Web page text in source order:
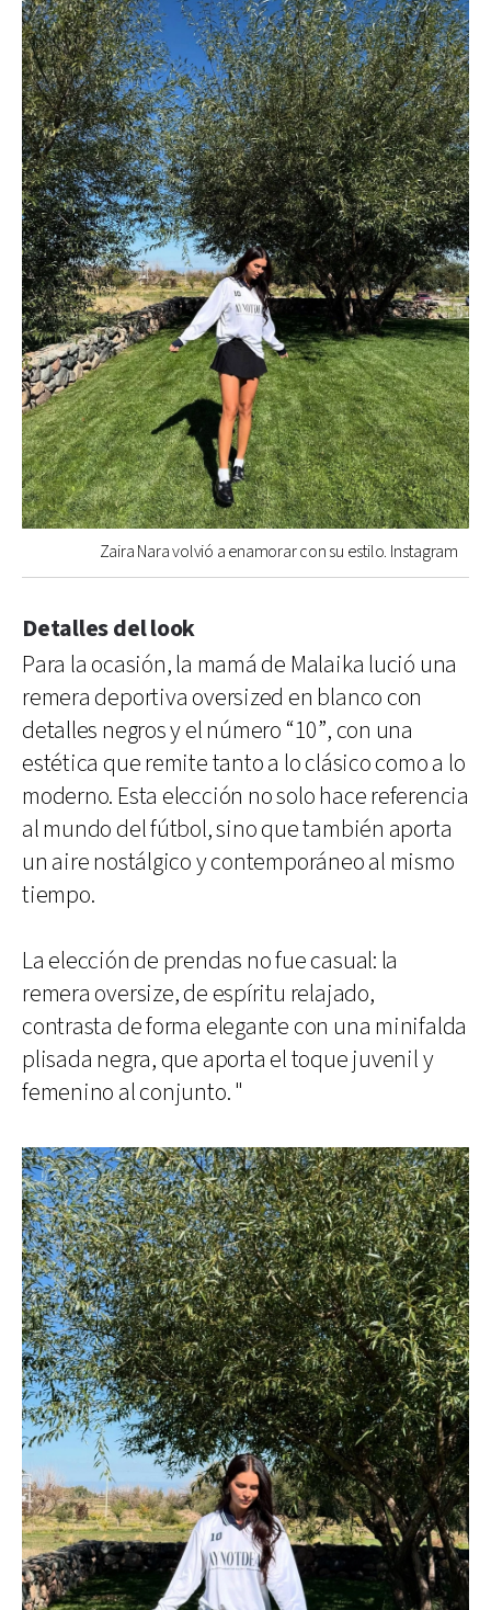
Zaira Nara volvió a enamorar con su estilo. Instagram
Detalles del look
Para la ocasión, la mamá de Malaika lució una
remera deportiva oversized en blanco con
detalles negros y el número “10”, con una
estética que remite tanto a lo clásico como a lo
moderno. Esta elección no solo hace referencia
al mundo del fútbol, sino que también aporta
un aire nostálgico y contemporáneo al mismo
tiempo.
La elección de prendas no fue casual: la
remera oversize, de espíritu relajado,
contrasta de forma elegante con una minifalda
plisada negra, que aporta el toque juvenil y
femenino al conjunto. "